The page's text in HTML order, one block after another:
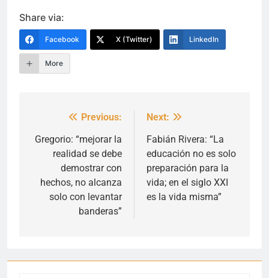
Share via:
Facebook X (Twitter) LinkedIn
More
Navegación
de
entradas
Previous:
Gregorio: “mejorar la
realidad se debe
demostrar con
hechos, no alcanza
solo con levantar
banderas”
Next:
Fabián Rivera: “La
educación no es solo
preparación para la
vida; en el siglo XXI
es la vida misma”